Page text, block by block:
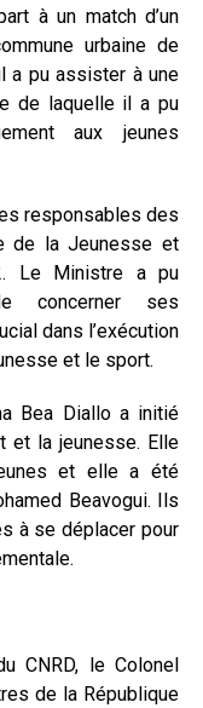
à un match d’un
urbaine de
a pu assister à une
de laquelle il a pu
aux jeunes
responsables des
de la Jeunesse et
Le Ministre a pu
concerner ses
dans l’exécution
et le sport.
Bea Diallo a initié
et la jeunesse. Elle
et elle a été
Beavogui. Ils
à se déplacer pour
CNRD, le Colonel
de la République